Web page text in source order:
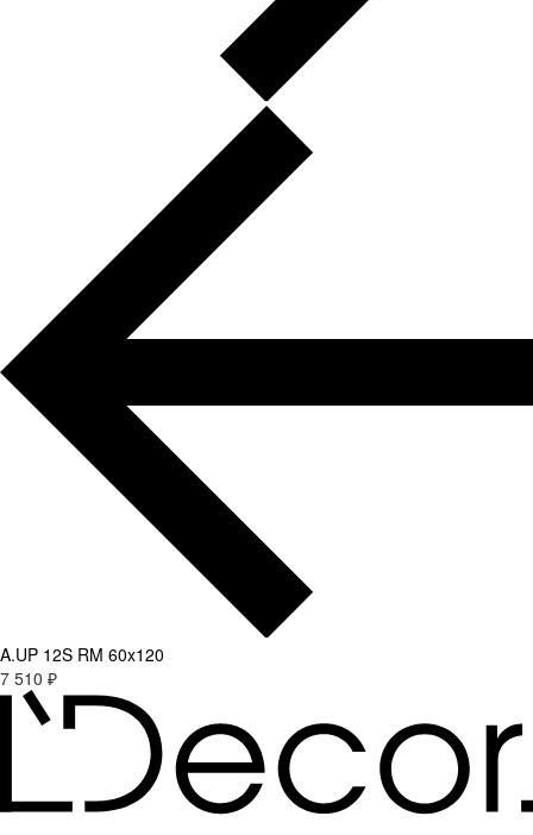
A.UP 12S RM 60x120
7 510 ₽